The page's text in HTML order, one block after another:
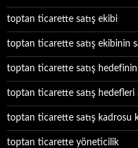
toptan ticarette satış ekibi
toptan ticarette satış ekibinin
toptan ticarette satış
toptan ticarette satış hedefleri
toptan ticarette satış kadrosu
toptan ticarette yöneticilik